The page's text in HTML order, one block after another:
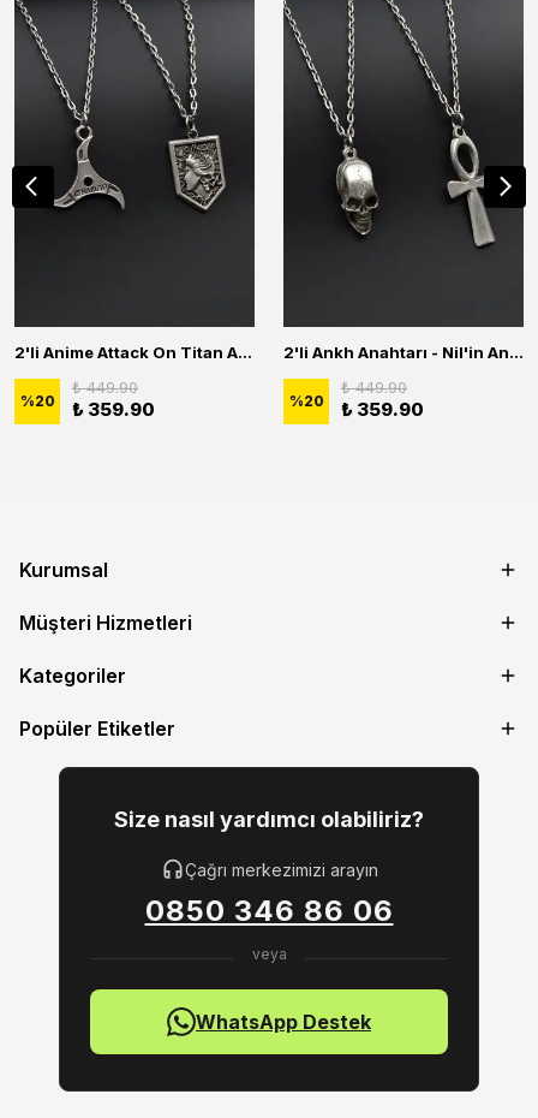
2'li Anime Attack On Titan Acrylic Maria Anime Naruto Erkek Kadın Kolye Seti
%20
₺ 449.90
₺ 359.90
2'li Ankh Anahtarı - Nil'in Anahtarı - Kuru Kafa Erkek Kadın Kolye Seti
%20
₺ 449.90
₺ 359.90
Kurumsal
Müşteri Hizmetleri
Kategoriler
Popüler Etiketler
Size nasıl yardımcı olabiliriz?
Çağrı merkezimizi arayın
0850 346 86 06
WhatsApp Destek